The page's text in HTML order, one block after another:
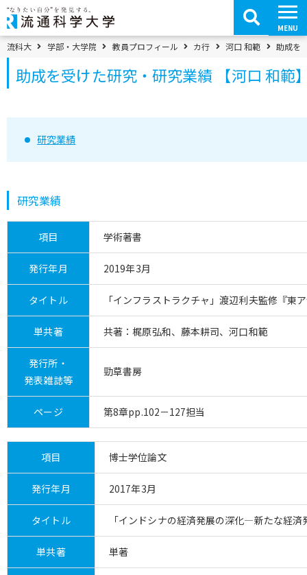
コ
ン
テ
ン
ツ
へ
移
MENU
パンくずメニュー
流科大 学部・大学院 教員プロフィール カ行 河口 和範 助成を
助成を受けた研究・研究業績 【河口 和範
研究業績
研究業績
項目 学術著書
発行年月 2019年3月
タイトル 「インフラストラクチャ」渡辺利夫監修『東
単共著 共著：梶原弘和、藤本耕司、河口和範
発行所・
発表雑誌等
勁草書房
ページ 第8章pp.102－127担当
項目 博士学位論文
発行年月 2017年3月
タイトル 「インドシナの経済発展の深化―新たな経
単共著 単著